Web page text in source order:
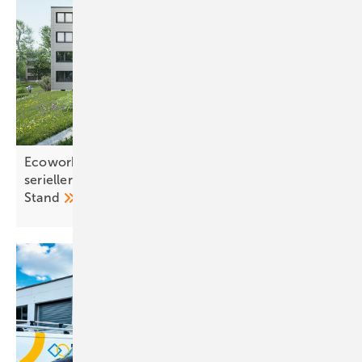
Ecoworks bringt Wohnanlage in Hagen mit
serieller Sanierung energetisch auf den neuesten
Stand